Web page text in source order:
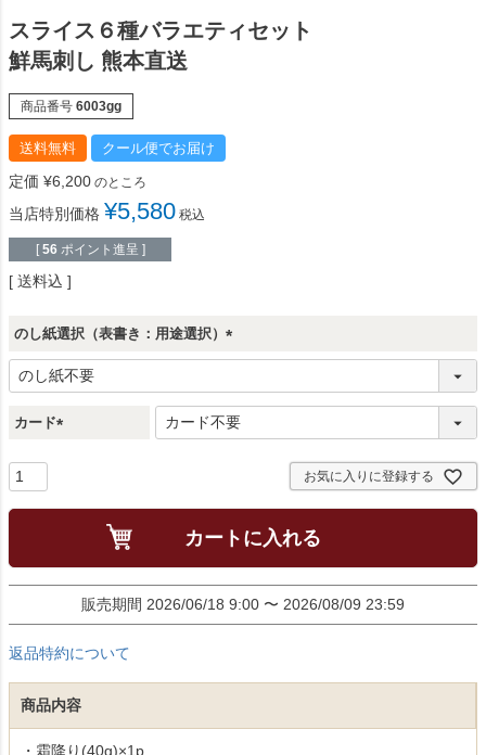
商品内容
・霜降り(40g)×1p
スライス６種バラエティセット
鮮馬刺し 熊本直送
商品番号 6003gg
送料無料 クール便でお届け
定価 ¥6,200 のところ
当店特別価格 ¥5,580 税込
[ 56 ポイント進呈 ]
送料込
のし紙選択（表書き：用途選択）
(
)
カード
)
お気に入りに登録する
カートに入れる
販売期間 2026/06/18 9:00 〜 2026/08/09 23:59
返品特約について